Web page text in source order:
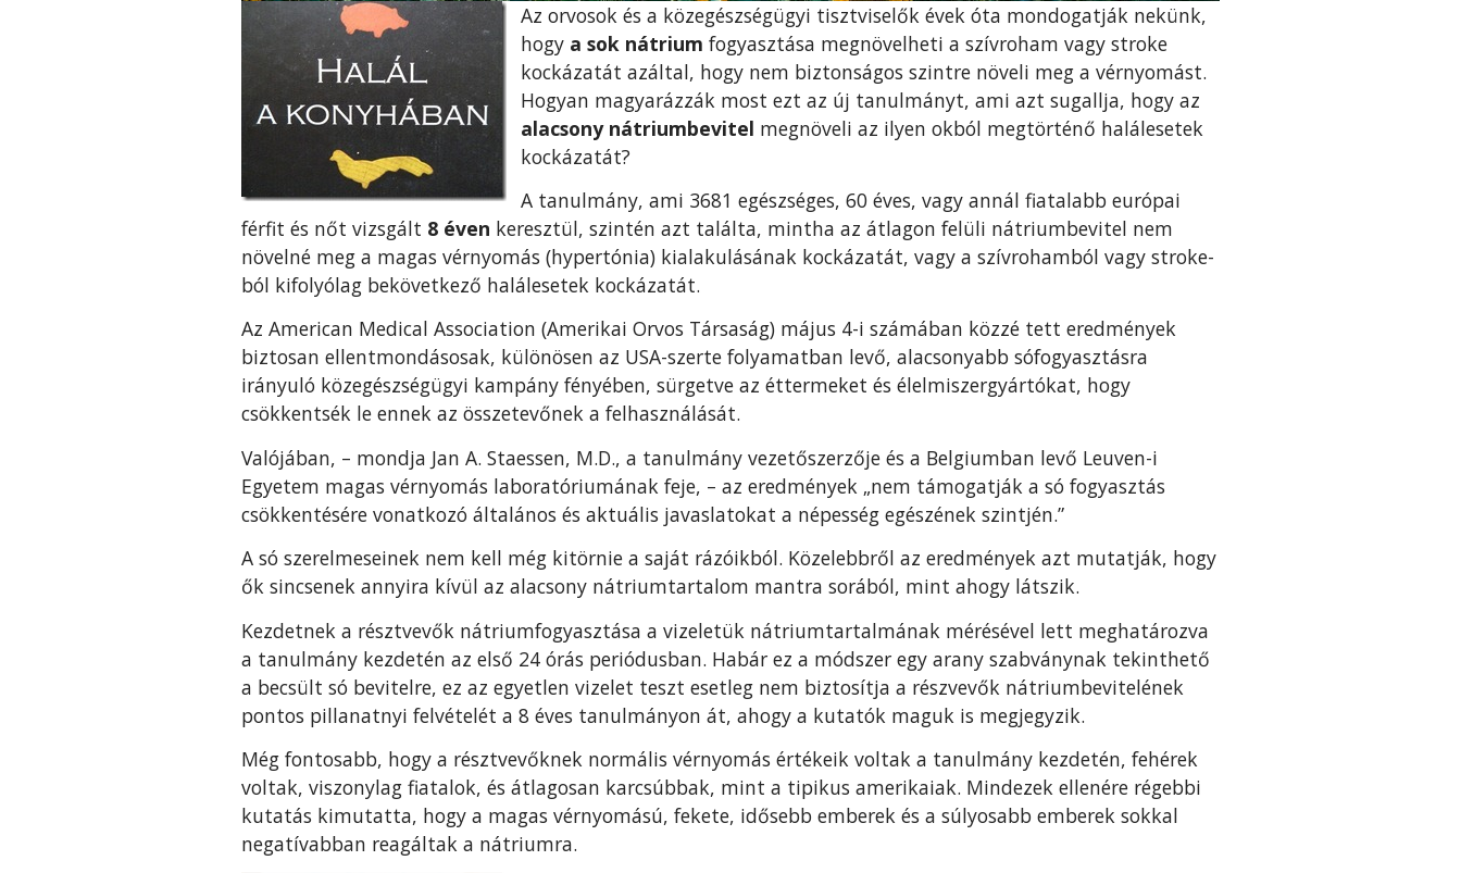
Az orvosok és a közegészségügyi tisztviselők évek óta mondogatják nekünk,
hogy a sok nátrium fogyasztása megnövelheti a szívroham vagy stroke
kockázatát azáltal, hogy nem biztonságos szintre növeli meg a vérnyomást.
Hogyan magyarázzák most ezt az új tanulmányt, ami azt sugallja, hogy az
alacsony nátriumbevitel megnöveli az ilyen okból megtörténő halálesetek
kockázatát?
A tanulmány, ami 3681 egészséges, 60 éves, vagy annál fiatalabb európai
férfit és nőt vizsgált 8 éven keresztül, szintén azt találta, mintha az átlagon felüli nátriumbevitel nem
növelné meg a magas vérnyomás (hypertónia) kialakulásának kockázatát, vagy a szívrohamból vagy stroke-
ból kifolyólag bekövetkező halálesetek kockázatát.
Az American Medical Association (Amerikai Orvos Társaság) május 4-i számában közzé tett eredmények
biztosan ellentmondásosak, különösen az USA-szerte folyamatban levő, alacsonyabb sófogyasztásra
irányuló közegészségügyi kampány fényében, sürgetve az éttermeket és élelmiszergyártókat, hogy
csökkentsék le ennek az összetevőnek a felhasználását.
Valójában, – mondja Jan A. Staessen, M.D., a tanulmány vezetőszerzője és a Belgiumban levő Leuven-i
Egyetem magas vérnyomás laboratóriumának feje, – az eredmények „nem támogatják a só fogyasztás
csökkentésére vonatkozó általános és aktuális javaslatokat a népesség egészének szintjén.”
A só szerelmeseinek nem kell még kitörnie a saját rázóikból. Közelebbről az eredmények azt mutatják, hogy
ők sincsenek annyira kívül az alacsony nátriumtartalom mantra sorából, mint ahogy látszik.
Kezdetnek a résztvevők nátriumfogyasztása a vizeletük nátriumtartalmának mérésével lett meghatározva
a tanulmány kezdetén az első 24 órás periódusban. Habár ez a módszer egy arany szabványnak tekinthető
a becsült só bevitelre, ez az egyetlen vizelet teszt esetleg nem biztosítja a részvevők nátriumbevitelének
pontos pillanatnyi felvételét a 8 éves tanulmányon át, ahogy a kutatók maguk is megjegyzik.
Még fontosabb, hogy a résztvevőknek normális vérnyomás értékeik voltak a tanulmány kezdetén, fehérek
voltak, viszonylag fiatalok, és átlagosan karcsúbbak, mint a tipikus amerikaiak. Mindezek ellenére régebbi
kutatás kimutatta, hogy a magas vérnyomású, fekete, idősebb emberek és a súlyosabb emberek sokkal
negatívabban reagáltak a nátriumra.